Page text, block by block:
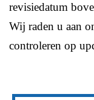
revisiedatum
Wij raden u aan
controleren op